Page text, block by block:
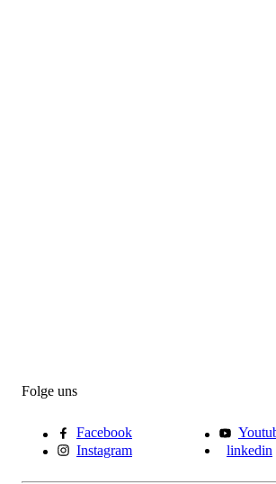
Folge uns
Facebook
Instagram
linkedin